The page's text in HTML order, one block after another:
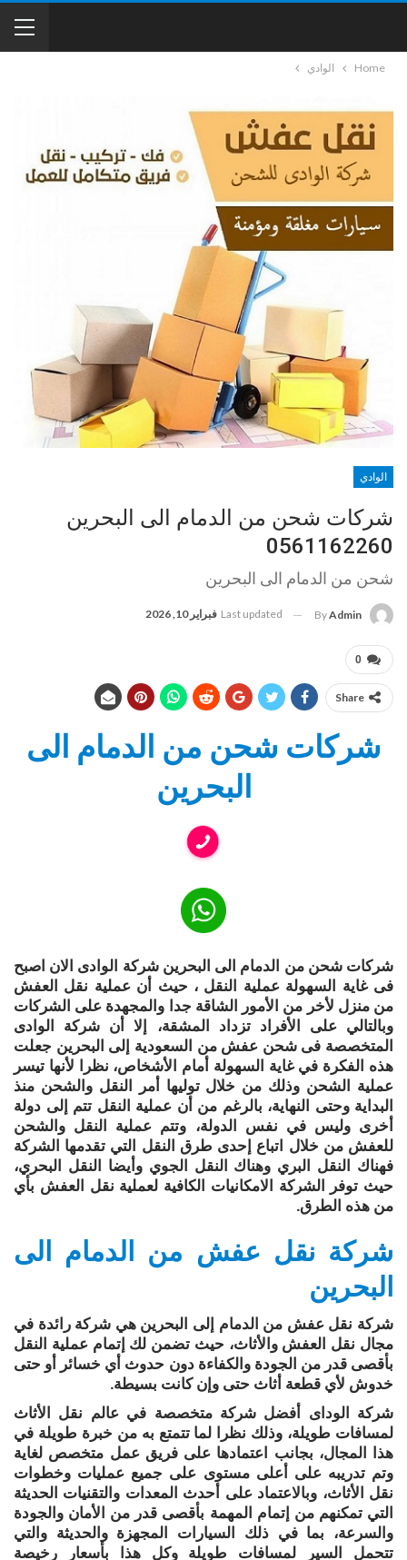
Home الوادي
الوادي
شركات شحن من الدمام الى البحرين
0561162260
شحن من الدمام الى البحرين
ByAdmin
Last updated فبراير 10, 2026
0
Share
شركات شحن من الدمام الى
البحرين
شركات شحن من الدمام الى البحرين شركة الوادى الان اصبح
فى غاية السهولة عملية النقل ، حيث أن عملية نقل العفش
من منزل لأخر من الأمور الشاقة جدا والمجهدة على الشركات
وبالتالي على الأفراد تزداد المشقة، إلا أن شركة الوادى
المتخصصة فى شحن عفش من السعودية إلى البحرين جعلت
هذه الفكرة في غاية السهولة أمام الأشخاص، نظرا لأنها تيسر
عملية الشحن وذلك من خلال توليها أمر النقل والشحن منذ
البداية وحتى النهاية، بالرغم من أن عملية النقل تتم إلى دولة
أخرى وليس في نفس الدولة، وتتم عملية النقل والشحن
للعفش من خلال اتباع إحدى طرق النقل التي تقدمها الشركة
فهناك النقل البري وهناك النقل الجوي وأيضا النقل البحري،
حيث توفر الشركة الامكانيات الكافية لعملية نقل العفش بأي
من هذه الطرق.
شركة نقل عفش من الدمام الى
البحرين
شركة نقل عفش من الدمام إلى البحرين هي شركة رائدة في
مجال نقل العفش والأثاث، حيث تضمن لك إتمام عملية النقل
بأقصى قدر من الجودة والكفاءة دون حدوث أي خسائر أو حتى
خدوش لأي قطعة أثاث حتى وإن كانت بسيطة.
شركة الوداى أفضل شركة متخصصة في عالم نقل الأثاث
لمسافات طويلة، وذلك نظرا لما تتمتع به من خبرة طويلة في
هذا المجال، بجانب اعتمادها على فريق عمل متخصص لغاية
وتم تدريبه على أعلى مستوى على جميع عمليات وخطوات
نقل الأثاث، وبالاعتماد على أحدث المعدات والتقنيات الحديثة
التي تمكنهم من إتمام المهمة بأقصى قدر من الأمان والجودة
والسرعة، بما في ذلك السيارات المجهزة والحديثة والتي
تتحمل السير لمسافات طويلة وكل هذا بأسعار رخيصة